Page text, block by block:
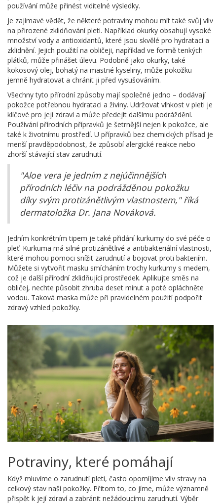
používání může přinést viditelné výsledky.
Je zajímavé vědět, že některé potraviny mohou mít také svůj vliv
na přirozené zklidňování pleti. Například okurky obsahují vysoké
množství vody a antioxidantů, které jsou skvělé pro hydrataci a
zklidnění. Jejich použití na obličeji, například ve formě tenkých
plátků, může přinášet úlevu. Podobně jako okurky, také
kokosový olej, bohatý na mastné kyseliny, může pokožku
jemně hydratovat a chránit ji před vysušováním.
Všechny tyto přírodní způsoby mají společné jedno – dodávají
pokožce potřebnou hydrataci a živiny. Udržovat vlhkost v pleti je
klíčové pro její zdraví a může předejít dalšímu podráždění.
Používání přírodních přípravků je šetrnější nejen k pokožce, ale
také k životnímu prostředí. U přípravků bez chemických přísad je
menší pravděpodobnost, že způsobí alergické reakce nebo
zhorší stávající stav zarudnutí.
"Aloe vera je jedním z nejúčinnějších
přírodních léčiv na podrážděnou pokožku
díky svým protizánětlivým vlastnostem," říká
dermatoložka Dr. Jana Nováková.
Jedním konkrétním tipem je také přidání kurkumy do své péče o
pleť. Kurkuma má silné protizánětlivé a antibakteriální vlastnosti,
které mohou pomoci snížit zarudnutí a bojovat proti bakteriím.
Můžete si vytvořit masku smícháním trochy kurkumy s medem,
což je další přírodní zklidňující prostředek. Aplikujte směs na
obličej, nechte působit zhruba deset minut a poté opláchněte
vodou. Taková maska může při pravidelném použití podpořit
zdravý vzhled pokožky.
Potraviny, které pomáhají
Když mluvíme o zarudnutí pleti, často opomíjíme vliv stravy na
celkový stav naší pokožky. Přitom to, co jíme, může významně
přispět k její zdraví a zabránit nežádoucímu zarudnutí. Výběr